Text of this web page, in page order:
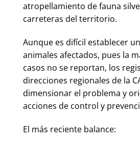
atropellamiento de fauna
carreteras del territorio.
Aunque es difícil establecer
animales afectados, pues la
casos no se reportan, los
direcciones regionales de la
dimensionar el problema y
acciones de control y
El más reciente balance: